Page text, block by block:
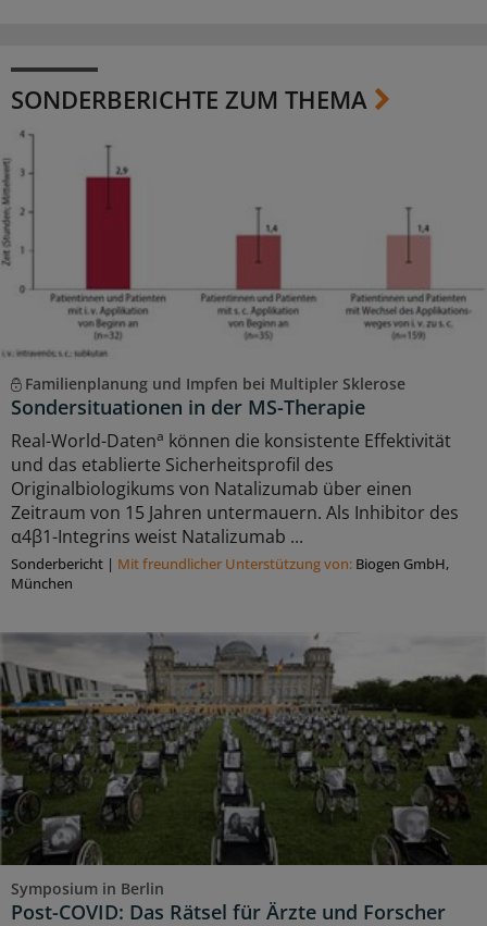
SONDERBERICHTE ZUM THEMA
Familienplanung und Impfen bei Multipler Sklerose
Sondersituationen in der MS-Therapie
Real-World-Datena können die konsistente Effektivität
und das etablierte Sicherheitsprofil des
Originalbiologikums von Natalizumab über einen
Zeitraum von 15 Jahren untermauern. Als Inhibitor des
α4β1-Integrins weist Natalizumab ...
Sonderbericht | Mit freundlicher Unterstützung von: Biogen GmbH,
München
Symposium in Berlin
Post-COVID: Das Rätsel für Ärzte und Forscher